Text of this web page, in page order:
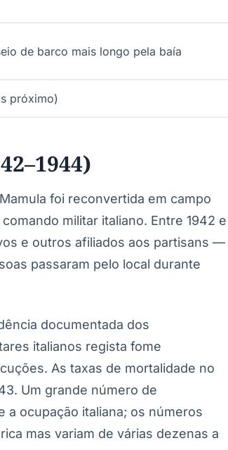
de barco mais longo pela baía
próximo)
foi reconvertida em campo
militar italiano. Entre 1942 e
e outros afiliados aos partisans —
passaram pelo local durante
documentada dos
italianos regista fome
As taxas de mortalidade no
Um grande número de
ocupação italiana; os números
mas variam de várias dezenas a